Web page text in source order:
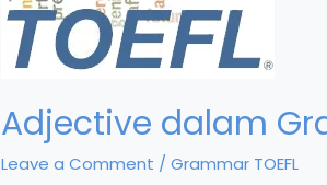
Adjective dalam
Leave a Comment / Grammar TOEFL